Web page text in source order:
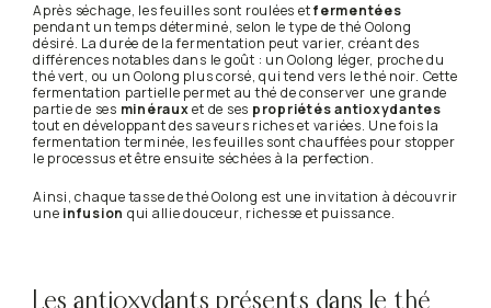
Après séchage, les feuilles sont roulées etfermentées
pendant un temps déterminé, selon le type de thé Oolong
désiré. La durée de la fermentation peut varier, créant des
différences notables dans le goût : un Oolong léger, proche du
thé vert, ou un Oolong plus corsé, qui tend vers le thé noir. Cette
fermentation partielle permet au thé de conserver une grande
partie de ses minérauxet de ses propriétés antioxydantes
tout en développant des saveurs riches et variées. Une fois la
fermentation terminée, les feuilles sont chauffées pour stopper
le processus et être ensuite séchées à la perfection.
Ainsi, chaque tasse de thé Oolong est une invitation à découvrir
une infusion qui allie douceur, richesse et puissance.
Les antioxydants présents dans le thé